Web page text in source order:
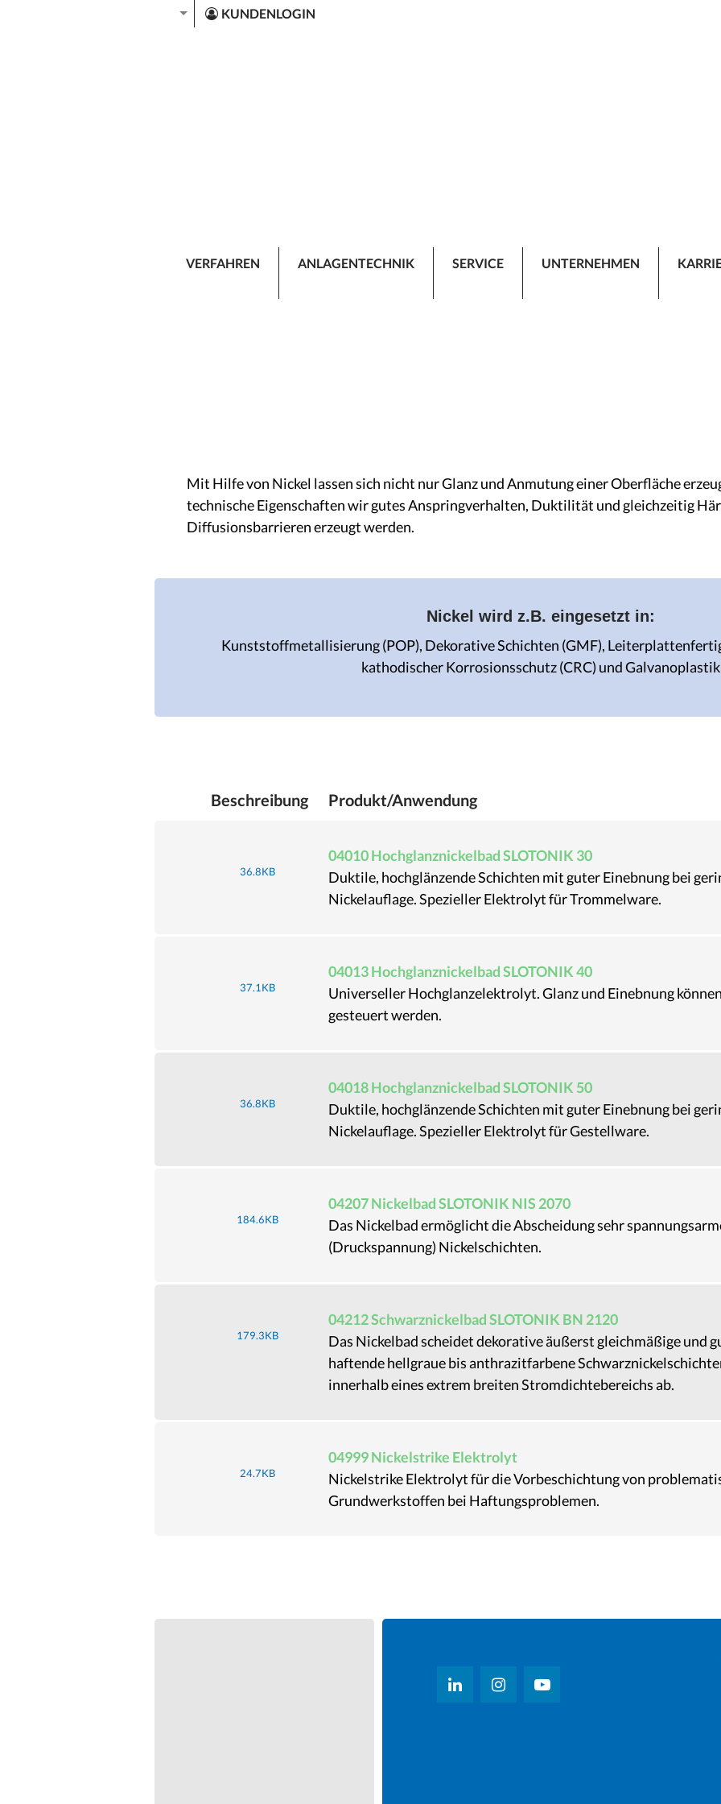
KUNDENLOGIN
VERFAHREN ANLAGENTECHNIK SERVICE UNTERNEHMEN
Mit Hilfe von Nickel lassen sich nicht nur Glanz und Anmutung einer Oberfläche
technische Eigenschaften wir gutes Anspringverhalten, Duktilität und gleichzeitig
Diffusionsbarrieren erzeugt werden.
Nickel wird z.B. eingesetzt in:
Kunststoffmetallisierung (POP), Dekorative Schichten (GMF),
kathodischer Korrosionsschutz (CRC) und Galvanoplastik
Beschreibung Produkt/Anwendung
36.8KB
04010 Hochglanznickelbad SLOTONIK 30
Duktile, hochglänzende Schichten mit guter Einebnung bei
Nickelauflage. Spezieller Elektrolyt für Trommelware.
37.1KB
04013 Hochglanznickelbad SLOTONIK 40
Universeller Hochglanzelektrolyt. Glanz und Einebnung
gesteuert werden.
36.8KB
04018 Hochglanznickelbad SLOTONIK 50
Duktile, hochglänzende Schichten mit guter Einebnung bei
Nickelauflage. Spezieller Elektrolyt für Gestellware.
184.6KB
04207 Nickelbad SLOTONIK NIS 2070
Das Nickelbad ermöglicht die Abscheidung sehr
(Druckspannung) Nickelschichten.
179.3KB
04212 Schwarznickelbad SLOTONIK BN 2120
Das Nickelbad scheidet dekorative äußerst gleichmäßige und
haftende hellgraue bis anthrazitfarbene
innerhalb eines extrem breiten Stromdichtebereichs ab.
24.7KB
04999 Nickelstrike Elektrolyt
Nickelstrike Elektrolyt für die Vorbeschichtung von
Grundwerkstoffen bei Haftungsproblemen.